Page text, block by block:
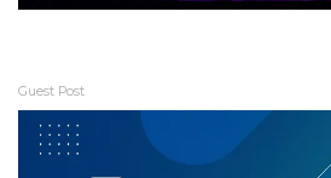
Guest Post